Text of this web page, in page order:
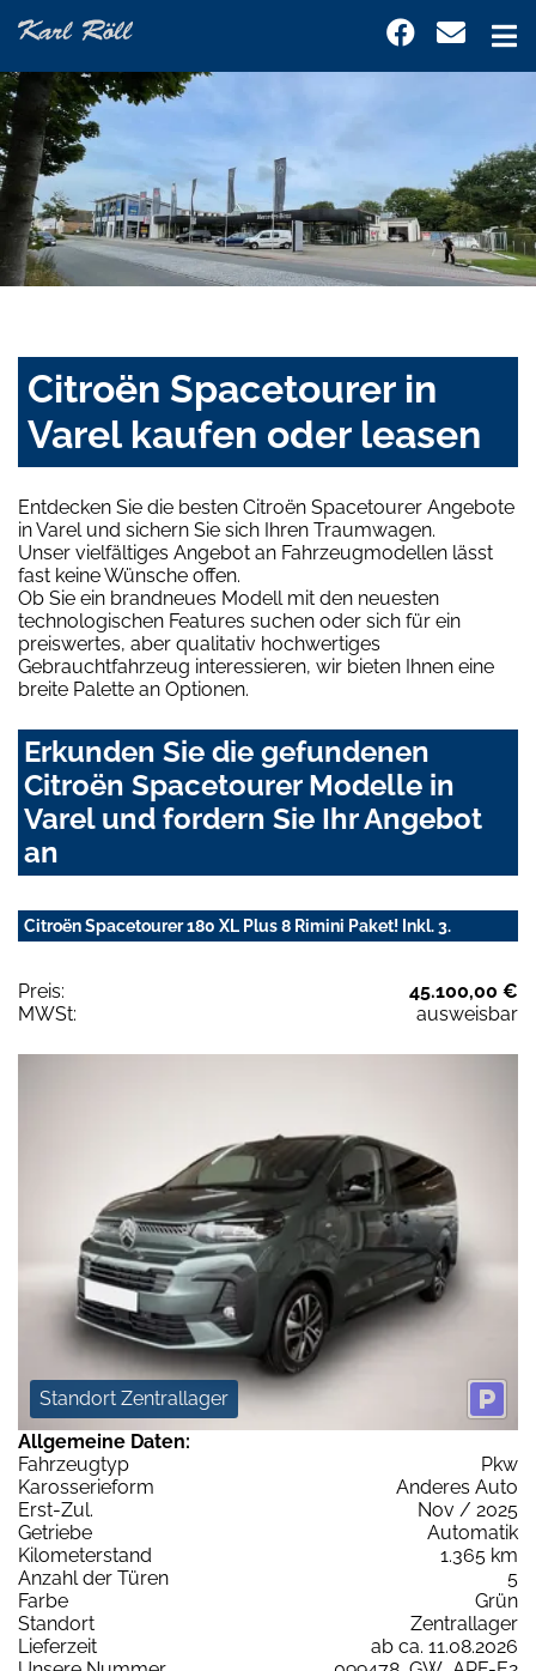
Citroën Spacetourer in
Varel kaufen oder leasen
Entdecken Sie die besten Citroën Spacetourer Angebote
in Varel und sichern Sie sich Ihren Traumwagen.
Unser vielfältiges Angebot an Fahrzeugmodellen lässt
fast keine Wünsche offen.
Ob Sie ein brandneues Modell mit den neuesten
technologischen Features suchen oder sich für ein
preiswertes, aber qualitativ hochwertiges
Gebrauchtfahrzeug interessieren, wir bieten Ihnen eine
breite Palette an Optionen.
Erkunden Sie die gefundenen
Citroën Spacetourer Modelle in
Varel und fordern Sie Ihr Angebot
an
Citroën Spacetourer 180 XL Plus 8 Rimini Paket! Inkl. 3.
Preis:
45.100,00 €
MWSt:
ausweisbar
Standort Zentrallager
Allgemeine Daten:
Fahrzeugtyp
Pkw
Karosserieform
Anderes Auto
Erst-Zul.
Nov / 2025
Getriebe
Automatik
Kilometerstand
1.365 km
Anzahl der Türen
5
Farbe
Grün
Standort
Zentrallager
Lieferzeit
ab ca. 11.08.2026